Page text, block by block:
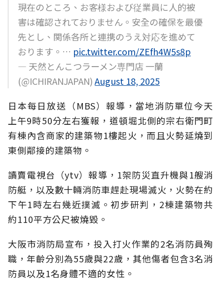
現在のところ、お客様および従業員に人的被
害は確認されておりません。安全の確保を最優
先とし、関係各所と連携のうえ対応を進めて
おります。… pic.twitter.com/ZEfh4W5s8p
— 天然とんこつラーメン専門店 一蘭
(@ICHIRANJAPAN)August 18, 2025
日本每日放送（MBS）報導，當地消防單位今天
上午9時50分左右獲報，道頓堀北側的宗右衛門町
有棟內含商家的建築物1樓起火，而且火勢延燒到
東側鄰接的建築物。
讀賣電視台（ytv）報導，1架防災直升機與1艘消
防艇，以及數十輛消防車趕赴現場滅火，火勢在約
下午1時左右幾近撲滅。初步研判，2棟建築物共
約110平方公尺被燒毀。
大阪市消防局宣布，投入打火作業的2名消防員殉
職，年齡分別為55歲與22歲，其他傷者包含3名消
防員以及1名身體不適的女性。